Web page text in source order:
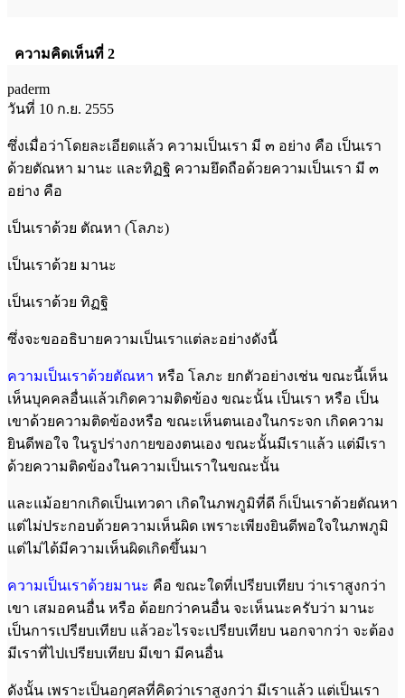
ความคิดเห็นที่ 2
paderm
วันที่ 10 ก.ย. 2555
ซึ่งเมื่อว่าโดยละเอียดแล้ว ความเป็นเรา มี ๓ อย่าง คือ เป็นเรา
ด้วยตัณหา มานะ และทิฏฐิ ความยึดถือด้วยความเป็นเรา มี ๓
อย่าง คือ
เป็นเราด้วย ตัณหา (โลภะ)
เป็นเราด้วย มานะ
เป็นเราด้วย ทิฏฐิ
ซึ่งจะขออธิบายความเป็นเราแต่ละอย่างดังนี้
ความเป็นเราด้วยตัณหา หรือ โลภะ ยกตัวอย่างเช่น ขณะนี้เห็น
เห็นบุคคลอื่นแล้วเกิดความติดข้อง ขณะนั้น เป็นเรา หรือ เป็น
เขาด้วยความติดข้องหรือ ขณะเห็นตนเองในกระจก เกิดความ
ยินดีพอใจ ในรูปร่างกายของตนเอง ขณะนั้นมีเราแล้ว แต่มีเรา
ด้วยความติดข้องในความเป็นเราในขณะนั้น
และแม้อยากเกิดเป็นเทวดา เกิดในภพภูมิที่ดี ก็เป็นเราด้วยตัณหา
แต่ไม่ประกอบด้วยความเห็นผิด เพราะเพียงยินดีพอใจในภพภูมิ
แต่ไม่ได้มีความเห็นผิดเกิดขึ้นมา
ความเป็นเราด้วยมานะ คือ ขณะใดที่เปรียบเทียบ ว่าเราสูงกว่า
เขา เสมอคนอื่น หรือ ด้อยกว่าคนอื่น จะเห็นนะครับว่า มานะ
เป็นการเปรียบเทียบ แล้วอะไรจะเปรียบเทียบ นอกจากว่า จะต้อง
มีเราที่ไปเปรียบเทียบ มีเขา มีคนอื่น
ดังนั้น เพราะเป็นอกุศลที่คิดว่าเราสูงกว่า มีเราแล้ว แต่เป็นเรา